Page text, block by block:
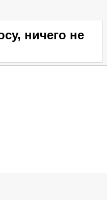
ничего не